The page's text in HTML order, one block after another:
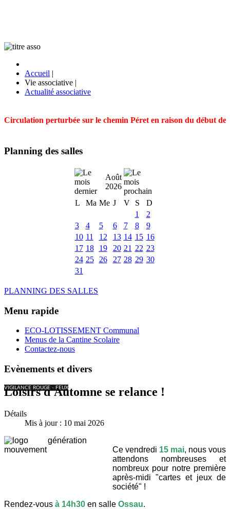
Accueil |
Vie associative |
Actualité associative
Circulation perturbée sur le chemin Péret en raison du début
Planning des salles
Août
2026
L
Ma Me J V S
D
1
2
3
4 5 6 7 8
9
10 11 12 13 14 15 16
17 18 19 20 21 22 23
24 25 26 27 28 29 30
31
PLANNING DES SALLES
Menu rapide
ECO-LOTISSEMENT Communal
Menus de la Cantine Scolaire
Contactez-nous
Evènements et divers
VIGILANCE ROUGE - FEUX
Loisirs d'Automne se relance !
Détails
Mis à jour : 10 mai 2026
Ce vendredi 15 mai, nous vous
attendons nombreuses et
nombreux pour notre première
après-midi "cartes et jeux de
société" !
Rendez-vous à 14h30 en salle Ossau.